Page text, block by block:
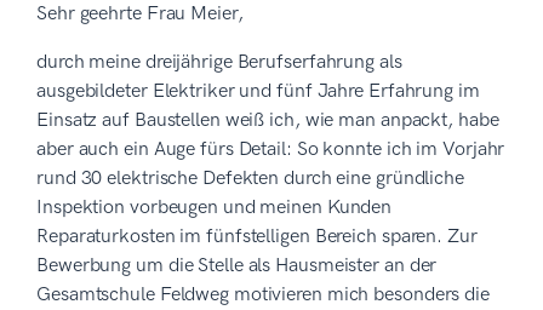
Sehr geehrte Frau Meier,
durch meine dreijährige Berufserfahrung als
ausgebildeter Elektriker und fünf Jahre Erfahrung im
Einsatz auf Baustellen weiß ich, wie man anpackt, habe
aber auch ein Auge fürs Detail: So konnte ich im Vorjahr
rund 30 elektrische Defekten durch eine gründliche
Inspektion vorbeugen und meinen Kunden
Reparaturkosten im fünfstelligen Bereich sparen. Zur
Bewerbung um die Stelle als Hausmeister an der
Gesamtschule Feldweg motivieren mich besonders die